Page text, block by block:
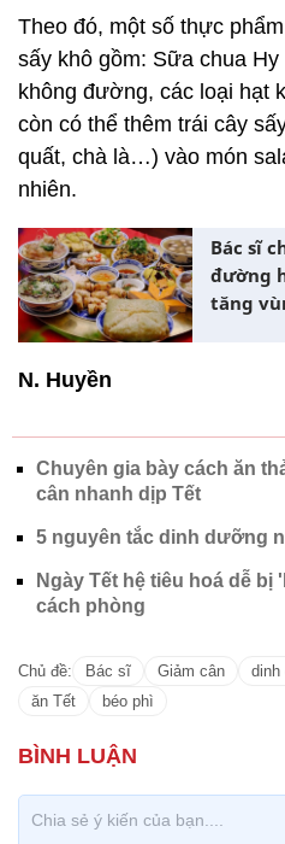
Theo đó, một số thực
sấy khô gồm: Sữa chua
không đường, các loại hạt
còn có thể thêm trái cây
quất, chà là…) vào món
nhiên.
Bác sĩ
đường
tăng
N. Huyền
Chuyên gia bày cách ăn
cân nhanh dịp Tết
5 nguyên tắc dinh dưỡng
Ngày Tết hệ tiêu hoá dễ
cách phòng
Chủ đề: Bác sĩ Giảm cân
ăn Tết
béo phì